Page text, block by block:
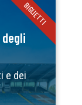
e dei
BIGLIETTI